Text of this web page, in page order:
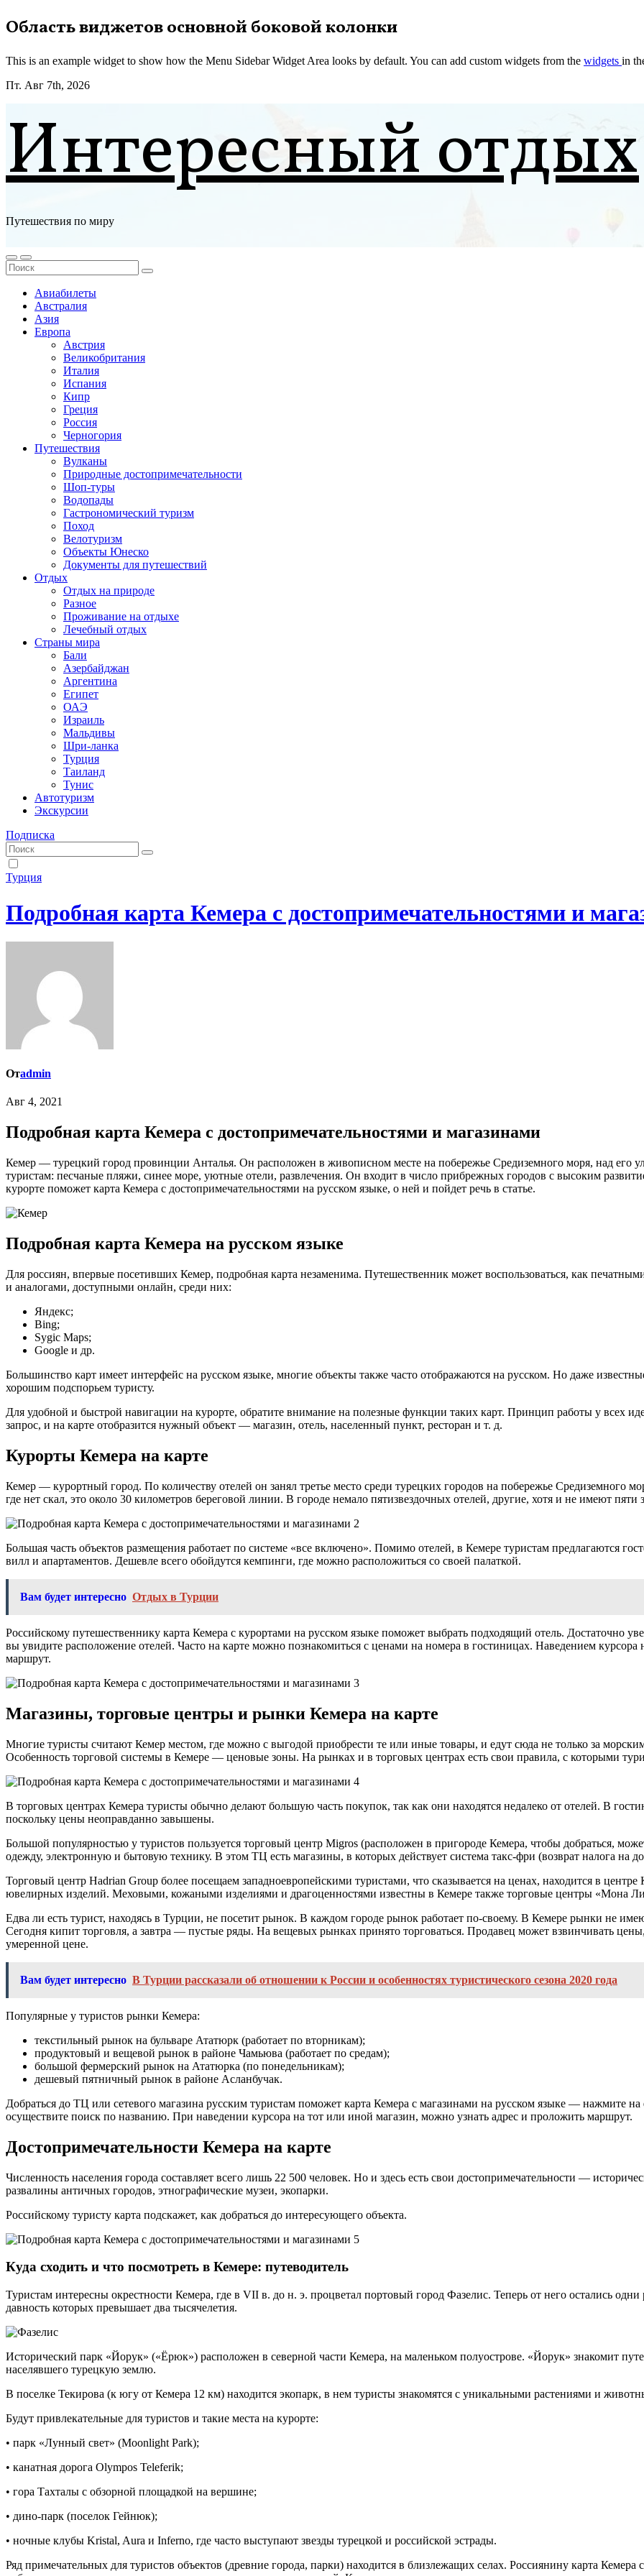
Перейти
к
Область виджетов основной боковой колонки
This is an example widget to show how the Menu Sidebar Widget Area looks by default. You can add custom widgets from the widgets in
Пт. Авг 7th, 2026
Интересный отдых
Путешествия по миру
Авиабилеты
Австралия
Азия
Европа
Австрия
Великобритания
Италия
Испания
Кипр
Греция
Россия
Черногория
Путешествия
Вулканы
Природные достопримечательности
Шоп-туры
Водопады
Гастрономический туризм
Поход
Велотуризм
Объекты Юнеско
Документы для путешествий
Отдых
Отдых на природе
Разное
Проживание на отдыхе
Лечебный отдых
Страны мира
Бали
Азербайджан
Аргентина
Египет
ОАЭ
Израиль
Мальдивы
Шри-ланка
Турция
Таиланд
Тунис
Автотуризм
Экскурсии
Подписка
Турция
Подробная карта Кемера с достопримечательностями и
Отadmin
Авг 4, 2021
Подробная карта Кемера с достопримечательностями и магазинами
Кемер — турецкий город провинции Анталья. Он расположен в живописном месте на побережье Средиземного моря, над его улицами высятся Таврские горы. Кемер полюбился российским
туристам: песчаные пляжи, синее море, уютные отели, развлечения. Он входит в число прибрежных городов с высоким
курорте поможет карта Кемера с достопримечательностями на русском языке, о ней и пойдет речь в статье.
Подробная карта Кемера на русском языке
Для россиян, впервые посетивших Кемер, подробная карта незаменима. Путешественник может воспользоваться, как
и аналогами, доступными онлайн, среди них:
Яндекс;
Bing;
Sygic Maps;
Google и др.
Большинство карт имеет интерфейс на русском языке, многие объекты также часто отображаются на русском. Но даже
хорошим подспорьем туристу.
Для удобной и быстрой навигации на курорте, обратите внимание на полезные функции таких карт. Принцип работы у всех
запрос, и на карте отобразится нужный объект — магазин, отель, населенный пункт, ресторан и т. д.
Курорты Кемера на карте
Кемер — курортный город. По количеству отелей он занял третье место среди турецких городов на побережье Средиземного
где нет скал, это около 30 километров береговой линии. В городе немало пятизвездочных отелей, другие, хотя и не имеют
Большая часть объектов размещения работает по системе «все включено». Помимо отелей, в Кемере туристам предлагаются
вилл и апартаментов. Дешевле всего обойдутся кемпинги, где можно расположиться со своей палаткой.
Вам будет интересно Отдых в Турции
Российскому путешественнику карта Кемера с курортами на русском языке поможет выбрать подходящий отель. Достаточно
вы увидите расположение отелей. Часто на карте можно познакомиться с ценами на номера в гостиницах. Наведением
маршрут.
Магазины, торговые центры и рынки Кемера на карте
Многие туристы считают Кемер местом, где можно с выгодой приобрести те или иные товары, и едут сюда не только за
Особенность торговой системы в Кемере — ценовые зоны. На рынках и в торговых центрах есть свои правила, с которыми
В торговых центрах Кемера туристы обычно делают большую часть покупок, так как они находятся недалеко от отелей. В
поскольку цены неоправданно завышены.
Большой популярностью у туристов пользуется торговый центр Migros (расположен в пригороде Кемера, чтобы добраться,
одежду, электронную и бытовую технику. В этом ТЦ есть магазины, в которых действует система такс-фри (возврат налога на
Торговый центр Hadrian Group более посещаем западноевропейскими туристами, что сказывается на ценах, находится в
ювелирных изделий. Меховыми, кожаными изделиями и драгоценностями известны в Кемере также торговые центры «Мона
Едва ли есть турист, находясь в Турции, не посетит рынок. В каждом городе рынок работает по-своему. В Кемере рынки не
Сегодня кипит торговля, а завтра — пустые ряды. На вещевых рынках принято торговаться. Продавец может взвинчивать
умеренной цене.
Вам будет интересно В Турции рассказали об отношении к России и особенностях туристического сезона 2020 года
Популярные у туристов рынки Кемера:
текстильный рынок на бульваре Ататюрк (работает по вторникам);
продуктовый и вещевой рынок в районе Чамьюва (работает по средам);
большой фермерский рынок на Ататюрка (по понедельникам);
дешевый пятничный рынок в районе Асланбучак.
Добраться до ТЦ или сетевого магазина русским туристам поможет карта Кемера с магазинами на русском языке — нажмите
осуществите поиск по названию. При наведении курсора на тот или иной магазин, можно узнать адрес и проложить маршрут.
Достопримечательности Кемера на карте
Численность населения города составляет всего лишь 22 500 человек. Но и здесь есть свои достопримечательности —
развалины античных городов, этнографические музеи, экопарки.
Российскому туристу карта подскажет, как добраться до интересующего объекта.
Куда сходить и что посмотреть в Кемере: путеводитель
Туристам интересны окрестности Кемера, где в VII в. до н. э. процветал портовый город Фазелис. Теперь от него остались
давность которых превышает два тысячелетия.
Исторический парк «Йорук» («Ёрюк») расположен в северной части Кемера, на маленьком полуострове. «Йорук» знакомит
населявшего турецкую землю.
В поселке Текирова (к югу от Кемера 12 км) находится экопарк, в нем туристы знакомятся с уникальными растениями и
Будут привлекательные для туристов и такие места на курорте:
• парк «Лунный свет» (Moonlight Park);
• канатная дорога Olympos Teleferik;
• гора Тахталы с обзорной площадкой на вершине;
• дино-парк (поселок Гейнюк);
• ночные клубы Kristal, Aura и Inferno, где часто выступают звезды турецкой и российской эстрады.
Ряд примечательных для туристов объектов (древние города, парки) находится в близлежащих селах. Россиянину карта